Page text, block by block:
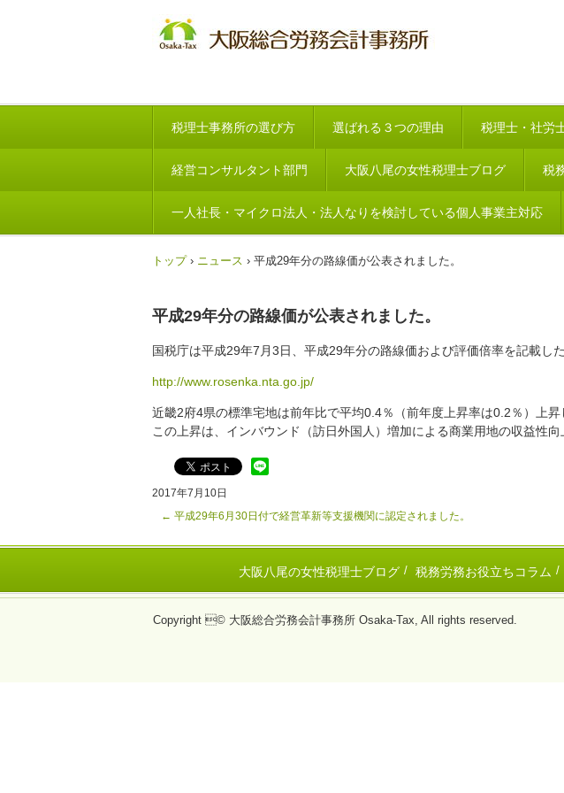
税理士事務所の選び方 選ばれる３つの理由 税理士・社労
経営コンサルタント部門 大阪八尾の女性税理士ブログ 税
一人社長・マイクロ法人・法人なりを検討している個人事業主対応
トップ › ニュース › 平成29年分の路線価が公表されました。
平成29年分の路線価が公表されました。
国税庁は平成29年7月3日、平成29年分の路線価および評価倍率を記載し
http://www.rosenka.nta.go.jp/
近畿2府4県の標準宅地は前年比で平均0.4％（前年度上昇率は0.2％）上
この上昇は、インバウンド（訪日外国人）増加による商業用地の収益性向
2017年7月10日
← 平成29年6月30日付で経営革新等支援機関に認定されました。
大阪八尾の女性税理士ブログ 税務労務お役立ちコラム
Copyright © 大阪総合労務会計事務所 Osaka-Tax, All rights reserved.